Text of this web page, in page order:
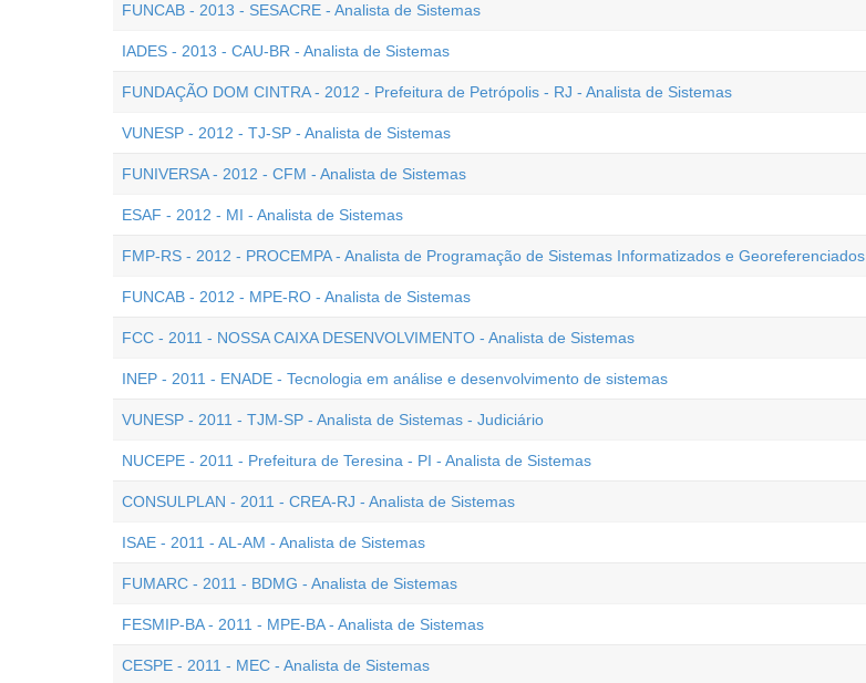
FUNCAB - 2013 - SESACRE - Analista de Sistemas
IADES - 2013 - CAU-BR - Analista de Sistemas
FUNDAÇÃO DOM CINTRA - 2012 - Prefeitura de Petrópolis - RJ - Analista de Sistemas
VUNESP - 2012 - TJ-SP - Analista de Sistemas
FUNIVERSA - 2012 - CFM - Analista de Sistemas
ESAF - 2012 - MI - Analista de Sistemas
FMP-RS - 2012 - PROCEMPA - Analista de Programação de Sistemas Informatizados e Georeferenciados
FUNCAB - 2012 - MPE-RO - Analista de Sistemas
FCC - 2011 - NOSSA CAIXA DESENVOLVIMENTO - Analista de Sistemas
INEP - 2011 - ENADE - Tecnologia em análise e desenvolvimento de sistemas
VUNESP - 2011 - TJM-SP - Analista de Sistemas - Judiciário
NUCEPE - 2011 - Prefeitura de Teresina - PI - Analista de Sistemas
CONSULPLAN - 2011 - CREA-RJ - Analista de Sistemas
ISAE - 2011 - AL-AM - Analista de Sistemas
FUMARC - 2011 - BDMG - Analista de Sistemas
FESMIP-BA - 2011 - MPE-BA - Analista de Sistemas
CESPE - 2011 - MEC - Analista de Sistemas